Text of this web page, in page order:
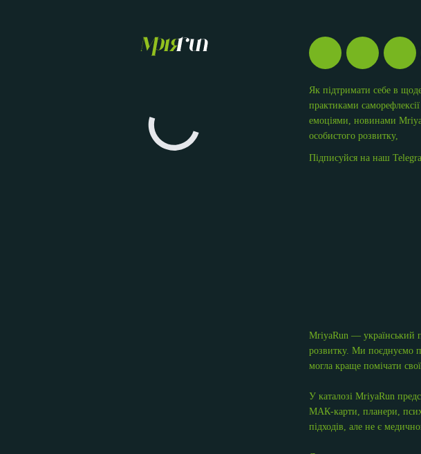
Як підтримати себе в
практиками
емоціями, новинами
особистого розвитку,
Підписуйся на наш
MriyaRun — український
розвитку. Ми поєднуємо
могла краще помічати
У каталозі MriyaRun
МАК-карти, планери,
підходів, але не є